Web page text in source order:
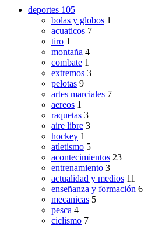
deportes 105
bolas y globos 1
acuaticos 7
tiro 1
montaña 4
combate 1
extremos 3
pelotas 9
artes marciales 7
aereos 1
raquetas 3
aire libre 3
hockey 1
atletismo 5
acontecimientos 23
entrenamiento 3
actualidad y medios 11
enseñanza y formación 6
mecanicas 5
pesca 4
ciclismo 7